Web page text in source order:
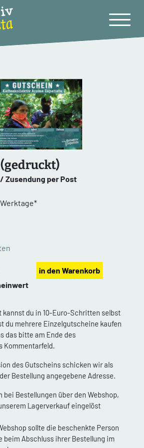
Zusendung per Post
in den Warenkorb
kannst du in 10-Euro-Schritten selbst
du mehrere Einzelgutscheine kaufen
das bitte am Ende des
Kommentarfeld.
des Gutscheins schicken wir als
Bestellung angegebene Adresse.
bei Bestellungen über den Webshop,
Lagerverkauf eingelöst
sollte die beschenkte Person
beim Abschluss ihrer Bestellung im